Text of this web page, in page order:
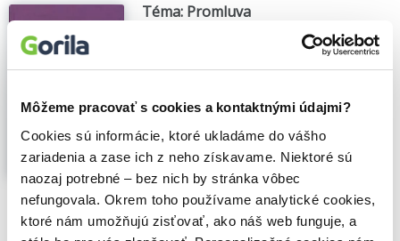
Môžeme pracovať s cookies a kontaktnými údajmi?
Cookies sú informácie, ktoré ukladáme do vášho
zariadenia a zase ich z neho získavame. Niektoré sú
naozaj potrebné – bez nich by stránka vôbec
nefungovala. Okrem toho používame analytické cookies,
ktoré nám umožňujú zisťovať, ako náš web funguje, a
Téma: Promluva
Akropolis(2006)
Třicet úvah dvaceti tří autorů
přednesu a recitaci, který se těší
pozornosti teorie a kritiky...Zobraziť viac
🍎 Vypredané